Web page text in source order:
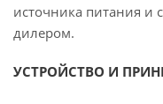
источника питания и
дилером.
УСТРОЙСТВО И